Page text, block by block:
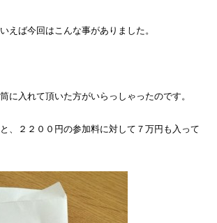
えば今回はこんな事がありました。
に入れて頂いた方がいらっしゃったのです。
、２２００円の参加料に対して７万円も入って